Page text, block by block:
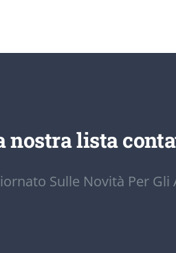
nostra lista
Sulle Novità Per